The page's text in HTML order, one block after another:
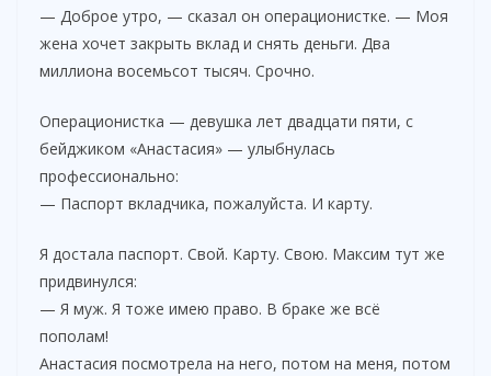
— Доброе утро, — сказал он операционистке. — Моя
жена хочет закрыть вклад и снять деньги. Два
миллиона восемьсот тысяч. Срочно.
Операционистка — девушка лет двадцати пяти, с
бейджиком «Анастасия» — улыбнулась
профессионально:
— Паспорт вкладчика, пожалуйста. И карту.
Я достала паспорт. Свой. Карту. Свою. Максим тут же
придвинулся:
— Я муж. Я тоже имею право. В браке же всё
пополам!
Анастасия посмотрела на него, потом на меня, потом